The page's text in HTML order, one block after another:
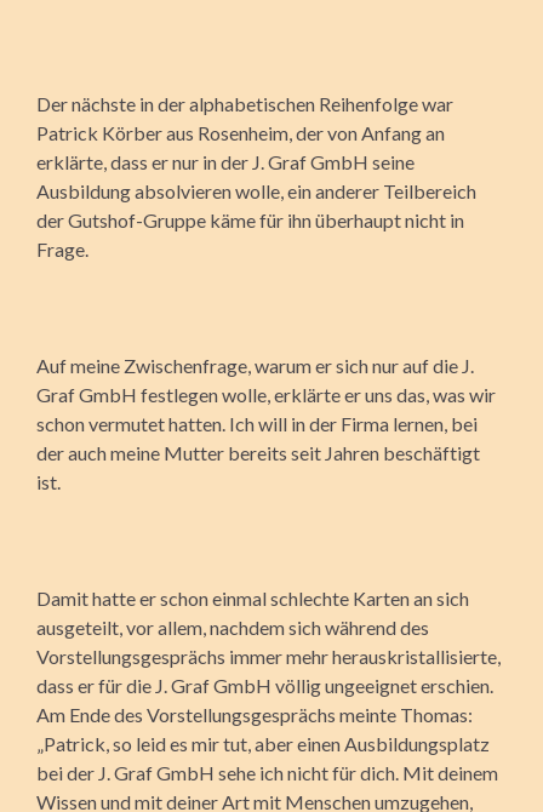
Der nächste in der alphabetischen Reihenfolge war
Patrick Körber aus Rosenheim, der von Anfang an
erklärte, dass er nur in der J. Graf GmbH seine
Ausbildung absolvieren wolle, ein anderer Teilbereich
der Gutshof-Gruppe käme für ihn überhaupt nicht in
Frage.
Auf meine Zwischenfrage, warum er sich nur auf die J.
Graf GmbH festlegen wolle, erklärte er uns das, was wir
schon vermutet hatten. Ich will in der Firma lernen, bei
der auch meine Mutter bereits seit Jahren beschäftigt
ist.
Damit hatte er schon einmal schlechte Karten an sich
ausgeteilt, vor allem, nachdem sich während des
Vorstellungsgesprächs immer mehr herauskristallisierte,
dass er für die J. Graf GmbH völlig ungeeignet erschien.
Am Ende des Vorstellungsgesprächs meinte Thomas:
„Patrick, so leid es mir tut, aber einen Ausbildungsplatz
bei der J. Graf GmbH sehe ich nicht für dich. Mit deinem
Wissen und mit deiner Art mit Menschen umzugehen,